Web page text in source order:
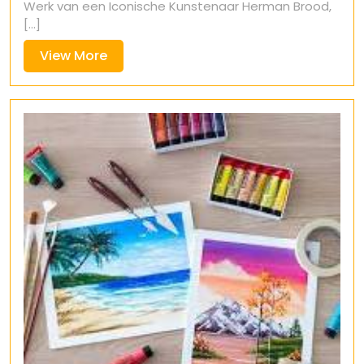
Werk van een Iconische Kunstenaar Herman Brood,
[...]
View MoreView
More